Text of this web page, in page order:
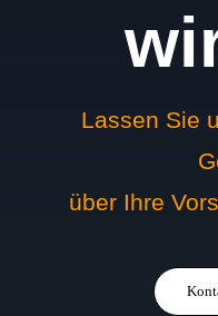
Lassen Sie
über Ihre